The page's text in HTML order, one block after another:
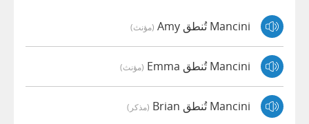
Mancini تُنطق Amy (مؤنث)
Mancini تُنطق Emma (مؤنث)
Mancini تُنطق Brian (مذكر)